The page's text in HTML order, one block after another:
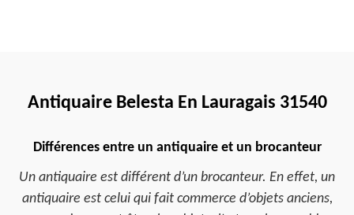
Antiquaire Belesta En Lauragais 31540
Différences entre un antiquaire et un brocanteur
Un antiquaire est différent d’un brocanteur. En effet, un
antiquaire est celui qui fait commerce d’objets anciens,